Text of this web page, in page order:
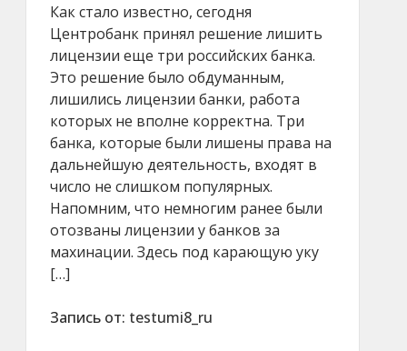
Как стало известно, сегодня
Центробанк принял решение лишить
лицензии еще три российских банка.
Это решение было обдуманным,
лишились лицензии банки, работа
которых не вполне корректна. Три
банка, которые были лишены права на
дальнейшую деятельность, входят в
число не слишком популярных.
Напомним, что немногим ранее были
отозваны лицензии у банков за
махинации. Здесь под карающую уку
[…]
Запись от: testumi8_ru